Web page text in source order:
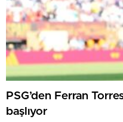
PSG’den Ferran
başlıyor